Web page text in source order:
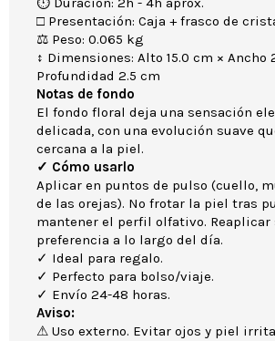
□ Presentación: Caja + frasco de
⚖ Peso: 0.065 kg
↕ Dimensiones: Alto 15.0 cm × Ancho
Profundidad 2.5 cm
Notas de fondo
El fondo floral deja una sensación
delicada, con una evolución suave
cercana a la piel.
✓ Cómo usarlo
Aplicar en puntos de pulso (cuello,
de las orejas). No frotar la piel tras
mantener el perfil olfativo. Reaplicar
preferencia a lo largo del día.
✓ Ideal para regalo.
✓ Perfecto para bolso/viaje.
✓ Envío 24-48 horas.
Aviso:
⚠ Uso externo. Evitar ojos y piel